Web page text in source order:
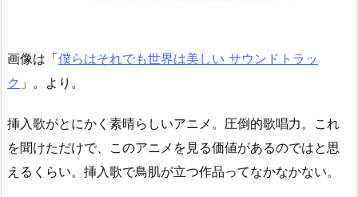
画像は「僕らはそれでも世界は美しい サウンドトラッ
ク 」。より。
挿入歌がとにかく素晴らしいアニメ。圧倒的歌唱力。これ
を聞けただけで、このアニメを見る価値があるのではと思
えるくらい。挿入歌で鳥肌が立つ作品ってなかなかない。